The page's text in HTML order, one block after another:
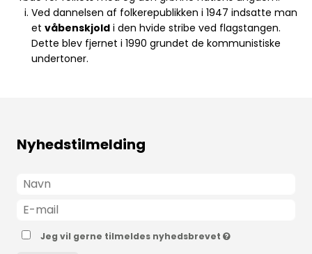
Ved dannelsen af folkerepublikken i 1947 indsatte man
et våbenskjold i den hvide stribe ved flagstangen.
Dette blev fjernet i 1990 grundet de kommunistiske
undertoner.
Nyhedstilmelding
Jeg vil gerne tilmeldes nyhedsbrevet